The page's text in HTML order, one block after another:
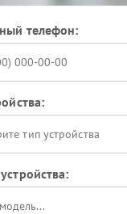
телефон:
тип устройства